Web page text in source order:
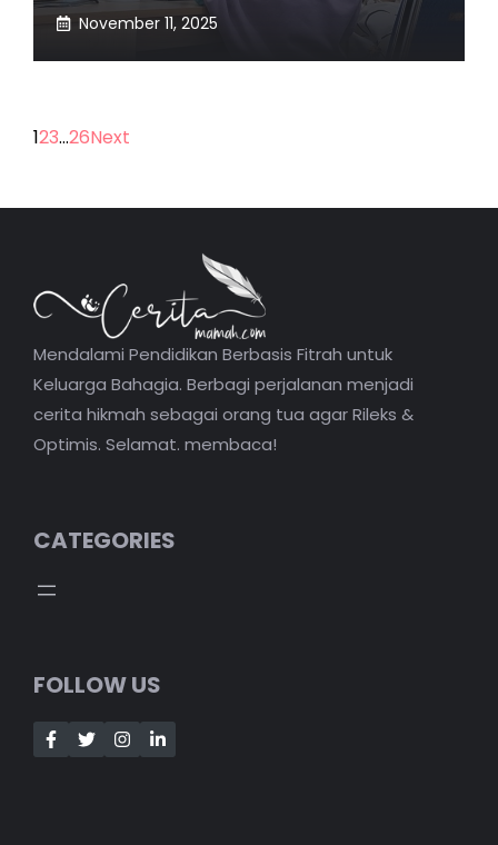
November 11, 2025
123…26Next
Mendalami Pendidikan Berbasis Fitrah untuk
Keluarga Bahagia. Berbagi perjalanan menjadi
cerita hikmah sebagai orang tua agar Rileks &
Optimis. Selamat. membaca!
CATEGORIES
FOLLOW US